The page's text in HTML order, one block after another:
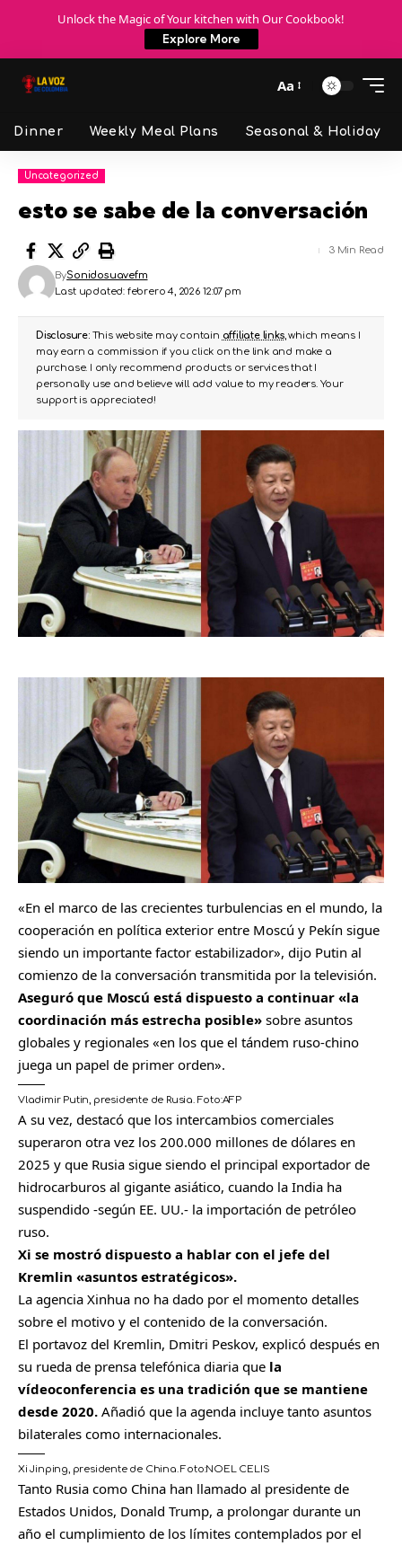
Unlock the Magic of Your kitchen with Our Cookbook!
Explore More
Aa
Dinner Weekly Meal Plans Seasonal & Holiday
Uncategorized
esto se sabe de la conversación
Last updated: febrero 4, 2026 12:07 pm
BySonidosuavefm
3 Min Read
Disclosure:This website may contain affiliate links, which means I
may earn a commission if you click on the link and make a
purchase. I only recommend products or services that I
personally use and believe will add value to my readers. Your
support is appreciated!
«En el marco de las crecientes turbulencias en el mundo, la
cooperación en política exterior entre Moscú y Pekín sigue
siendo un importante factor estabilizador», dijo Putin al
comienzo de la conversación transmitida por la televisión.
Aseguró que Moscú está dispuesto a continuar «la
coordinación más estrecha posible» sobre asuntos
globales y regionales «en los que el tándem ruso-chino
juega un papel de primer orden».
Vladimir Putin, presidente de Rusia.Foto:AFP
A su vez, destacó que los intercambios comerciales
superaron otra vez los 200.000 millones de dólares en
2025 y que Rusia sigue siendo el principal exportador de
hidrocarburos al gigante asiático, cuando la India ha
suspendido -según EE. UU.- la importación de petróleo
ruso.
Xi se mostró dispuesto a hablar con el jefe del
Kremlin «asuntos estratégicos».
La agencia Xinhua no ha dado por el momento detalles
sobre el motivo y el contenido de la conversación.
El portavoz del Kremlin, Dmitri Peskov, explicó después en
su rueda de prensa telefónica diaria que la
vídeoconferencia es una tradición que se mantiene
desde 2020. Añadió que la agenda incluye tanto asuntos
bilaterales como internacionales.
Xi Jinping, presidente de China.Foto:NOEL CELIS
Tanto Rusia como China han llamado al presidente de
Estados Unidos, Donald Trump, a prolongar durante un
año el cumplimiento de los límites contemplados por el